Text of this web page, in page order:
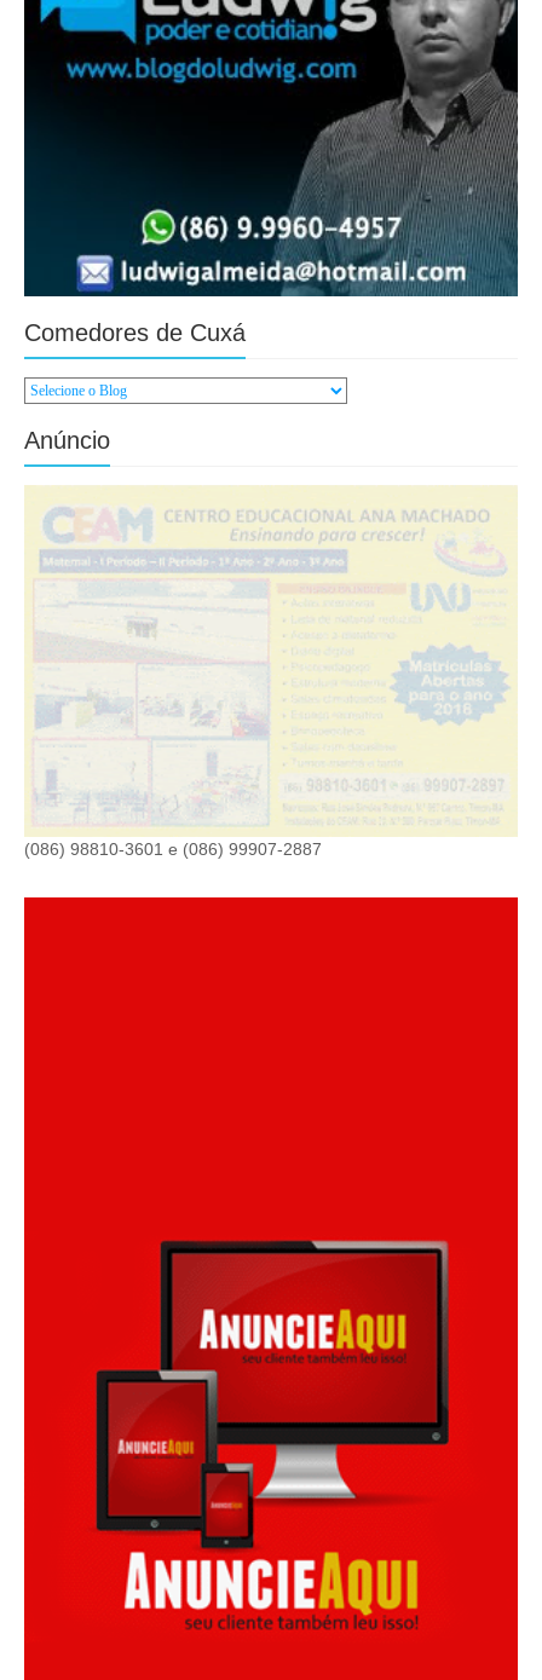
Comedores de Cuxá
Anúncio
(086) 98810-3601 e (086) 99907-2887